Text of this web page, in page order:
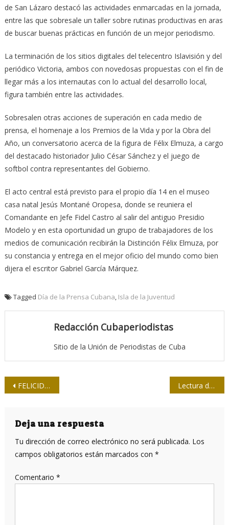
de San Lázaro destacó las actividades enmarcadas en la jornada,
entre las que sobresale un taller sobre rutinas productivas en aras
de buscar buenas prácticas en función de un mejor periodismo.
La terminación de los sitios digitales del telecentro Islavisión y del
periódico Victoria, ambos con novedosas propuestas con el fin de
llegar más a los internautas con lo actual del desarrollo local,
figura también entre las actividades.
Sobresalen otras acciones de superación en cada medio de
prensa, el homenaje a los Premios de la Vida y por la Obra del
Año, un conversatorio acerca de la figura de Félix Elmuza, a cargo
del destacado historiador Julio César Sánchez y el juego de
softbol contra representantes del Gobierno.
El acto central está previsto para el propio día 14 en el museo
casa natal Jesús Montané Oropesa, donde se reuniera el
Comandante en Jefe Fidel Castro al salir del antiguo Presidio
Modelo y en esta oportunidad un grupo de trabajadores de los
medios de comunicación recibirán la Distinción Félix Elmuza, por
su constancia y entrega en el mejor oficio del mundo como bien
dijera el escritor Gabriel García Márquez.
Tagged Día de la Prensa Cubana Isla de la Juventud
Redacción Cubaperiodistas
Sitio de la Unión de Periodistas de Cuba
Navegación
entradas
FELICIDADES a nuestras compañeras en el Día Internacional de la Mujer Lectura de la resistencia
Deja una respuesta
Tu dirección de correo electrónico no será publicada. Los
campos obligatorios están marcados con *
Comentario *